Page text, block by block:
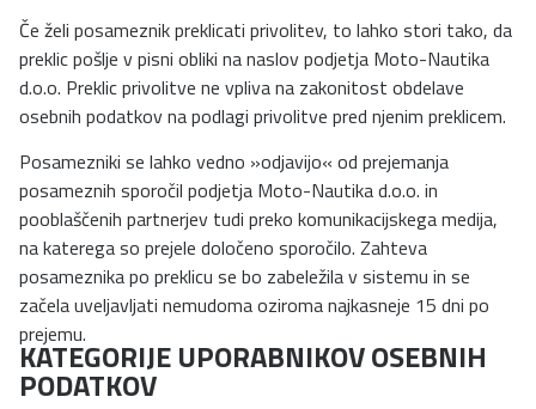
Če želi posameznik preklicati privolitev, to lahko stori tako, da
preklic pošlje v pisni obliki na naslov podjetja Moto-Nautika
d.o.o. Preklic privolitve ne vpliva na zakonitost obdelave
osebnih podatkov na podlagi privolitve pred njenim preklicem.
Posamezniki se lahko vedno »odjavijo« od prejemanja
posameznih sporočil podjetja Moto-Nautika d.o.o. in
pooblaščenih partnerjev tudi preko komunikacijskega medija,
na katerega so prejele določeno sporočilo. Zahteva
posameznika po preklicu se bo zabeležila v sistemu in se
začela uveljavljati nemudoma oziroma najkasneje 15 dni po
prejemu.
KATEGORIJE UPORABNIKOV OSEBNIH
PODATKOV